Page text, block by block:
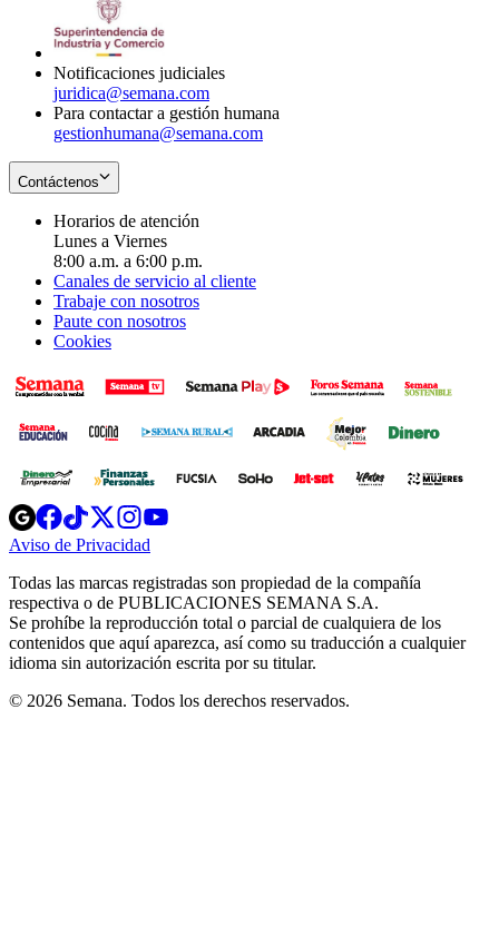
Notificaciones judiciales
juridica@semana.com
Para contactar a gestión humana
gestionhumana@semana.com
Contáctenos
Horarios de atención
Lunes a Viernes
8:00 a.m. a 6:00 p.m.
Canales de servicio al cliente
Trabaje con nosotros
Paute con nosotros
Cookies
Opens
in
new
Opens
in
new
Opens
in
new
window
Opens
new
windowwindow
Aviso de Privacidad
new
window
Todas las marcas registradas son propiedad de la compañía
respectiva o de PUBLICACIONES SEMANA S.A.
Se prohíbe la reproducción total o parcial de cualquiera de los
contenidos que aquí aparezca, así como su traducción a cualquier
idioma sin autorización escrita por su titular.
© 2026 Semana. Todos los derechos reservados.